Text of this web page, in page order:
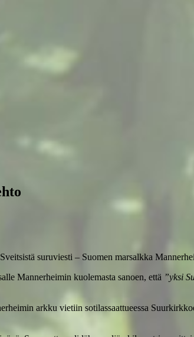
suruviesti – Suomen marsalkka
Mannerheimin kuolemasta sanoen, että ”yksi
arkku vietiin sotilassaattueessa